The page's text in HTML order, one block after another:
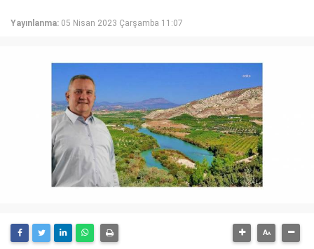
Yayınlanma: 05 Nisan 2023 Çarşamba 11:07